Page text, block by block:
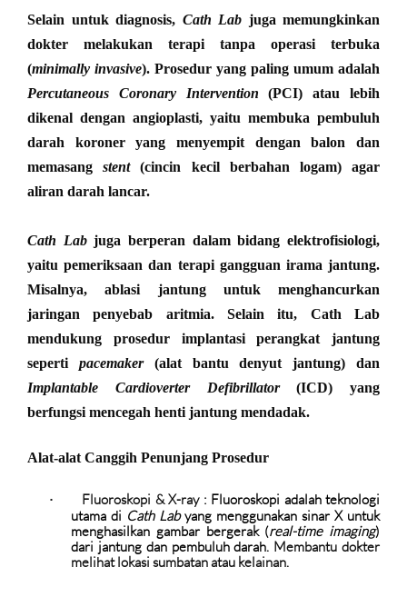
Selain untuk diagnosis, Cath Lab juga memungkinkan
dokter melakukan terapi tanpa operasi terbuka
(minimally invasive). Prosedur yang paling umum adalah
Percutaneous Coronary Intervention (PCI) atau lebih
dikenal dengan angioplasti, yaitu membuka pembuluh
darah koroner yang menyempit dengan balon dan
memasangstent(cincin kecil berbahan logam) agar
aliran darah lancar.
Cath Labjuga berperan dalam bidang elektrofisiologi,
yaitu pemeriksaan dan terapi gangguan irama jantung.
Misalnya, ablasi jantung untuk menghancurkan
jaringan penyebab aritmia. Selain itu, Cath Lab
mendukung prosedur implantasi perangkat jantung
seperti pacemaker(alat bantu denyut jantung) dan
Implantable Cardioverter Defibrillator(ICD) yang
berfungsi mencegah henti jantung mendadak.
Alat-alat Canggih Penunjang Prosedur
· Fluoroskopi & X-ray : Fluoroskopi adalah teknologi
utama di Cath Labyang menggunakan sinar X untuk
menghasilkan gambar bergerak (real-time imaging)
dari jantung dan pembuluh darah. Membantu dokter
melihat lokasi sumbatan atau kelainan.